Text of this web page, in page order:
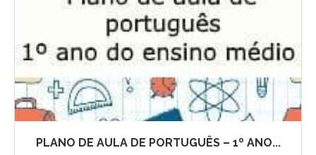
PLANO DE AULA DE PORTUGUÊS – 1º ANO...